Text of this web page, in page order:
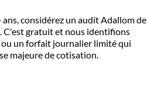
ans, considérez un audit Adallom de
gratuit et nous identifions
un forfait journalier limité qui
majeure de cotisation.